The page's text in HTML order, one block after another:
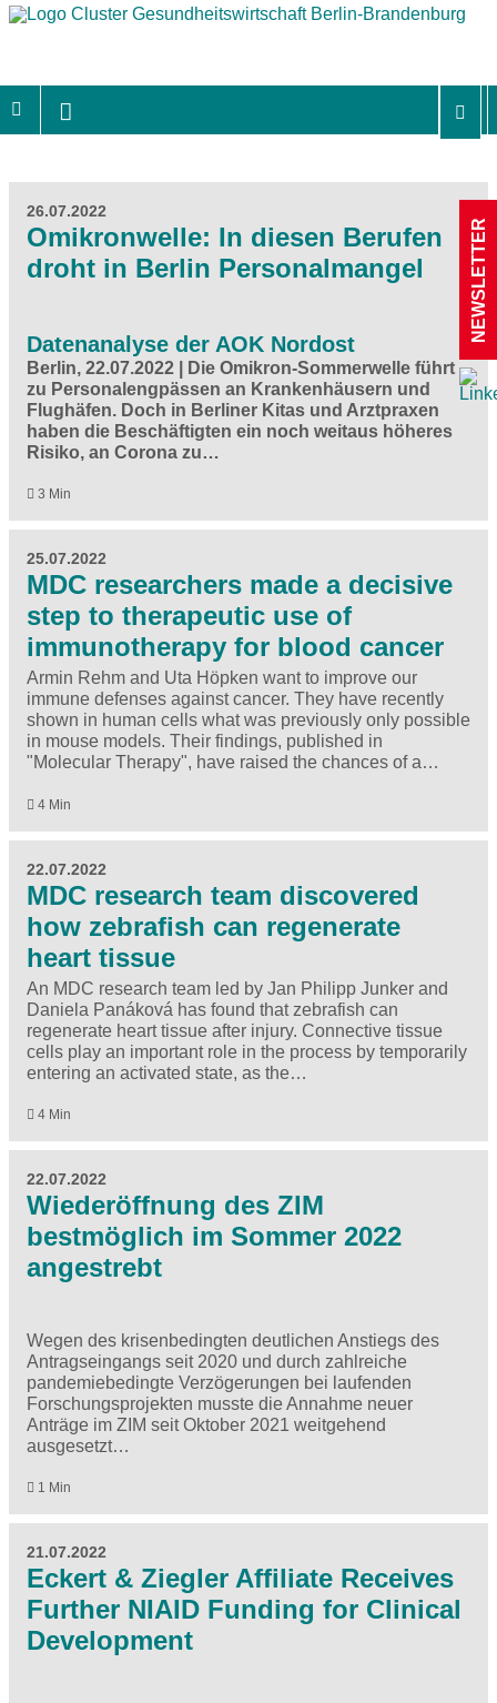
26.07.2022
Omikronwelle: In diesen Berufen
droht in Berlin Personalmangel
Datenanalyse der AOK Nordost
Berlin, 22.07.2022 | Die Omikron-Sommerwelle führt
zu Personalengpässen an Krankenhäusern und
Flughäfen. Doch in Berliner Kitas und Arztpraxen
haben die Beschäftigten ein noch weitaus höheres
Risiko, an Corona zu…
3 Min
25.07.2022
MDC researchers made a decisive
step to therapeutic use of
immunotherapy for blood cancer
Armin Rehm and Uta Höpken want to improve our
immune defenses against cancer. They have recently
shown in human cells what was previously only possible
in mouse models. Their findings, published in
"Molecular Therapy", have raised the chances of a…
4 Min
22.07.2022
MDC research team discovered
how zebrafish can regenerate
heart tissue
An MDC research team led by Jan Philipp Junker and
Daniela Panáková has found that zebrafish can
regenerate heart tissue after injury. Connective tissue
cells play an important role in the process by temporarily
entering an activated state, as the…
4 Min
22.07.2022
Wiederöffnung des ZIM
bestmöglich im Sommer 2022
angestrebt
Wegen des krisenbedingten deutlichen Anstiegs des
Antragseingangs seit 2020 und durch zahlreiche
pandemiebedingte Verzögerungen bei laufenden
Forschungsprojekten musste die Annahme neuer
Anträge im ZIM seit Oktober 2021 weitgehend
ausgesetzt…
1 Min
21.07.2022
Eckert & Ziegler Affiliate Receives
Further NIAID Funding for Clinical
Development
NEWSLETTER